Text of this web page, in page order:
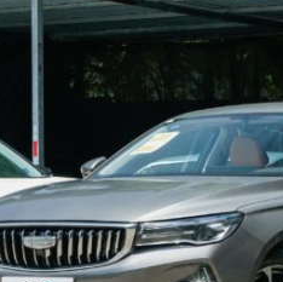
чтобы увеличить